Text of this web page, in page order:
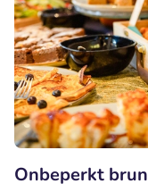
Onbeperkt